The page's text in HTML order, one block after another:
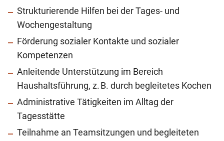
Strukturierende Hilfen bei der Tages- und
Wochengestaltung
Förderung sozialer Kontakte und sozialer
Kompetenzen
Anleitende Unterstützung im Bereich
Haushaltsführung, z. B. durch begleitetes Kochen
Administrative Tätigkeiten im Alltag der
Tagesstätte
Teilnahme an Teamsitzungen und begleiteten